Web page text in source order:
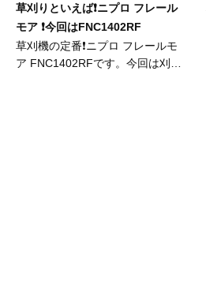
草刈りといえば❗️ニプロ フレール
モア ❗️今回はFNC1402RF
草刈機の定番❗️ニプロ フレールモ
ア FNC1402RFです。今回は刈幅